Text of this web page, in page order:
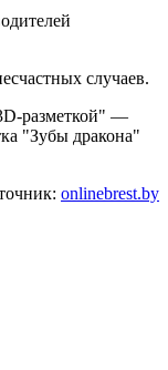
случаев.
разметкой" —
"Зубы дракона"
onlinebrest.by